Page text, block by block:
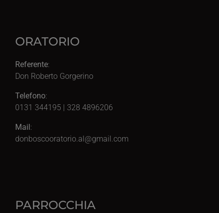
ORATORIO
Referente:
Don Roberto Gorgerino
Telefono:
0131 344195 | 328 4896206
Mail:
donboscooratorio.al@gmail.com
PARROCCHIA